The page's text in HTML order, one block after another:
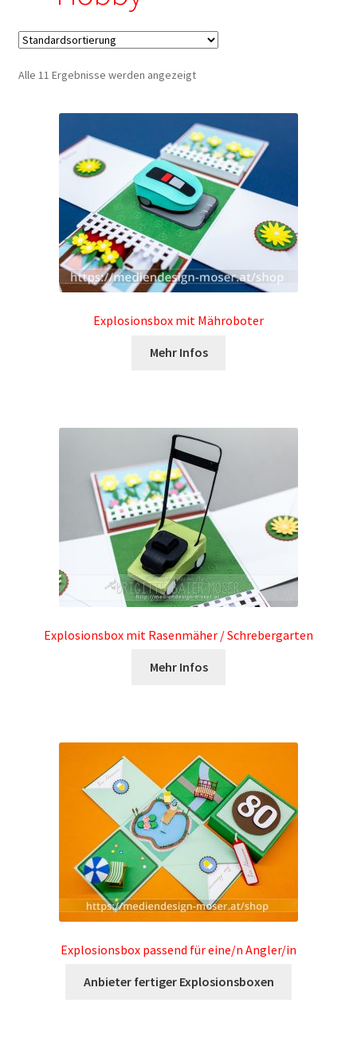
– Brother ScanNCut: Lösungsvorschläge
– SVG Dateien mit Brother ScanNCut verwenden
– SVG Dateien von Mediendesign Moser mit Cricut
Designspace verwenden
Allgemeine Geschäftsbedingungen
Info bezüglich Stammkundenrabatt / YouTube
Mitgliedschaft
Kontakt
Living Earth – Das Manifest der neuen Erde
Alle 11 Ergebnisse werden angezeigt
Explosionsbox mit Mähroboter
Mehr Infos
Explosionsbox mit Rasenmäher / Schrebergarten
Mehr Infos
Explosionsbox passend für eine/n Angler/in
Anbieter fertiger Explosionsboxen